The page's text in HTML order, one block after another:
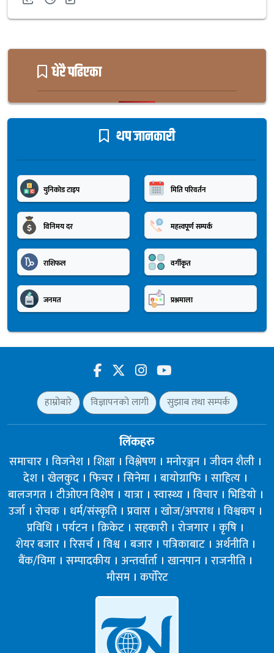
धेरै पढिएका
थप जानकारी
युनिकोड टाइप मिति परिवर्तन
विनिमय दर महत्त्वपूर्ण सम्पर्क
राशिफल वर्गीकृत
जनमत प्रश्नमाला
हाम्रोबारे विज्ञापनको लागी सुझाब तथा सम्पर्क
लिंकहरु
समाचार विजनेश शिक्षा विश्लेषण मनोरञ्जन जीवन शैली
देश खेलकुद फिचर सिनेमा बायोग्राफि साहित्य
बालजगत टीओएन विशेष यात्रा स्वास्थ्य विचार भिडियो
उर्जा रोचक धर्म/संस्कृति प्रवास खोज/अपराध विश्वकप
प्रविधि पर्यटन क्रिकेट सहकारी रोजगार कृषि
शेयर बजार रिसर्च विश्व बजार पत्रिकाबाट अर्थनीति
बैंक/विमा सम्पादकीय अन्तर्वार्ता खानपान राजनीति
मौसम कर्पोरेट